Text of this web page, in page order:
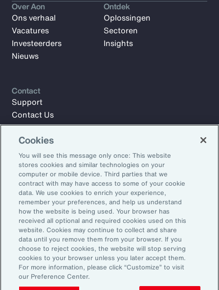
artikelen, rapporten en updates van ons team van experts.
E-mailadres:
Aanmelden
Over Aon
Ons verhaal
Vacatures
Investeerders
Nieuws
Ontdek
Oplossingen
Sectoren
Insights
Contact
Support
Contact Us
©2026 Aon plc. Alle rechten voorbehouden.
SitemapPrivacy StatementAlgemene voorwaarden
E-mailvoorkeurenDienstenwijzer
Transparantie over beloningenKlachtenprocedure
Klokkenluidersregeling Herken phishing
Cookies
You will see this message only once: This website
stores cookies and similar technologies on your
computer or mobile device. Third parties that we
contract with may have access to some of your cookie
data. We use cookies to enrich your experience,
remember your preferences, and help us understand
how the website is being used. Your browser has
received all optional and required cookies used on this
website. Cookies may continue to collect and share
data until you remove them from your browser. If you
choose to reject cookies, the website will stop serving
cookies to your browser unless you later accept them.
For more information, please click “Customize” to visit
our Preference Center.